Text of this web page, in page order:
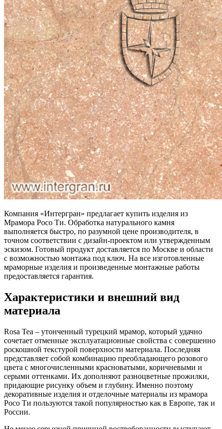
Компания «Интергран» предлагает купить изделия из
Мрамора Росо Ти. Обработка натурального камня
выполняется быстро, по разумной цене производителя, в
точном соответствии с дизайн-проектом или утвержденным
эскизом. Готовый продукт доставляется по Москве и области
с возможностью монтажа под ключ. На все изготовленные
мраморные изделия и произведенные монтажные работы
предоставляется гарантия.
Характеристики и внешний вид
материала
Rosa Tea – утонченный турецкий мрамор, который удачно
сочетает отменные эксплуатационные свойства с совершенно
роскошной текстурой поверхности материала. Последняя
представляет собой комбинацию преобладающего розового
цвета с многочисленными красноватыми, коричневыми и
серыми оттенками. Их дополняют разноцветные прожилки,
придающие рисунку объем и глубину. Именно поэтому
декоративные изделия и отделочные материалы из мрамора
Росо Ти пользуются такой популярностью как в Европе, так и
России.